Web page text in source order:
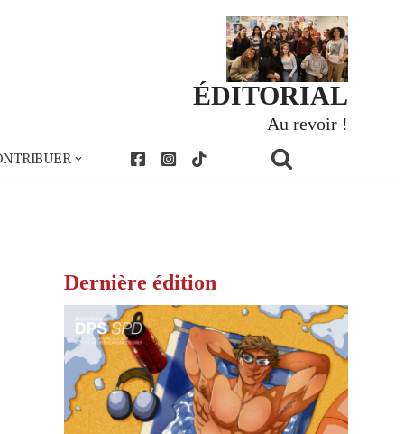
ÉDITORIAL
Au revoir !
Dernière édition